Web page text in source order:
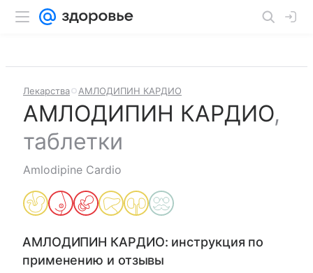
Лекарства АМЛОДИПИН КАРДИО
АМЛОДИПИН КАРДИО,
таблетки
Amlodipine Cardio
АМЛОДИПИН КАРДИО: инструкция по
применению и отзывы